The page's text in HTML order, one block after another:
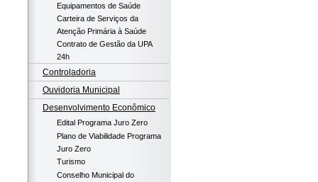
Equipamentos de Saúde
Carteira de Serviços da
Atenção Primária à Saúde
Contrato de Gestão da UPA
24h
Controladoria
Ouvidoria Municipal
Desenvolvimento Econômico
Edital Programa Juro Zero
Plano de Viabilidade Programa
Juro Zero
Turismo
Conselho Municipal do